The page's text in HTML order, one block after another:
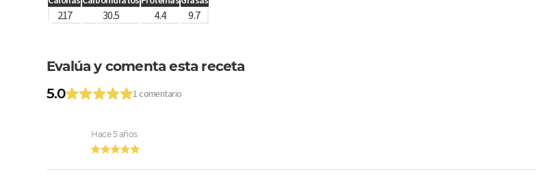
217 30.5 4.4 9.7
Evalúa y comenta esta receta
5.0
1 comentario
Hace 5 años